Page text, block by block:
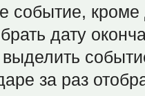
событие,
дату
за раз